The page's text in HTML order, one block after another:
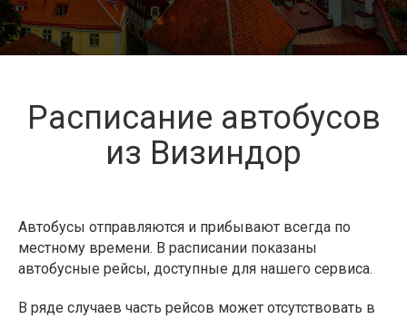
Расписание автобусов
из Визиндор
Автобусы отправляются и прибывают всегда по
местному времени. В расписании показаны
автобусные рейсы, доступные для нашего сервиса.
В ряде случаев часть рейсов может отсутствовать в